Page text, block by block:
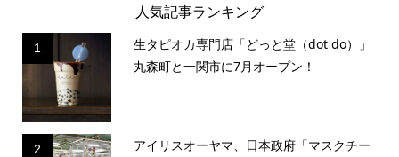
人気記事ランキング
1
生タピオカ専門店「どっと堂（dot do）」
丸森町と一関市に7月オープン！
2
アイリスオーヤマ、日本政府「マスクチー